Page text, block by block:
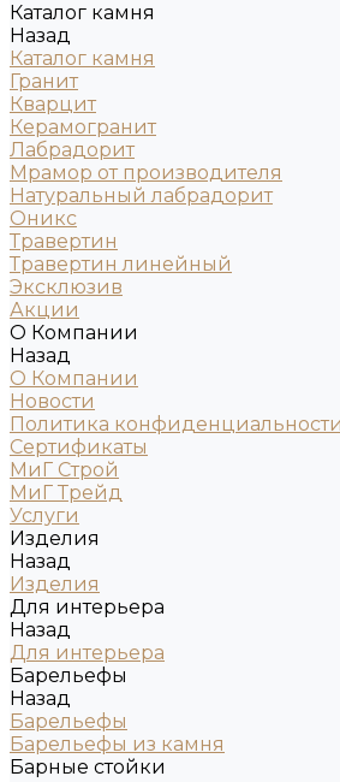
Каталог камня
Назад
Каталог камня
Гранит
Кварцит
Керамогранит
Лабрадорит
Мрамор от производителя
Натуральный лабрадорит
Оникс
Травертин
Травертин линейный
Эксклюзив
Акции
О Компании
Назад
О Компании
Новости
Политика конфиденциальности
Сертификаты
МиГ Строй
МиГ Трейд
Услуги
Изделия
Назад
Изделия
Для интерьера
Назад
Для интерьера
Барельефы
Назад
Барельефы
Барельефы из камня
Барные стойки